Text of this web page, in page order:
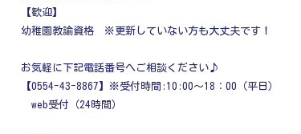
【歓迎】
幼稚園教諭資格 ※更新していない方も大丈夫です！
お気軽に下記電話番号へご相談ください♪
【0554-43-8867】※受付時間:10:00～18：00（平日）
web受付（24時間）